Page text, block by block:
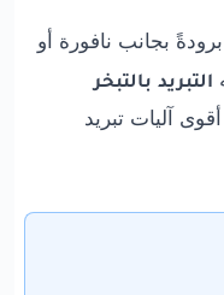
بجانب نافورة أو
التبريد بالتبخر
آليات تبريد